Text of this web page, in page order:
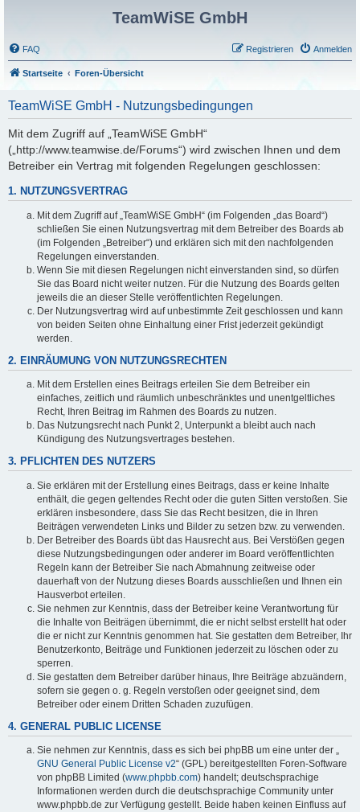
TeamWiSE GmbH
FAQ Anmelden
Registrieren
Startseite Foren-Übersicht
TeamWiSE GmbH - Nutzungsbedingungen
Mit dem Zugriff auf „TeamWiSE GmbH“
(„http://www.teamwise.de/Forums“) wird zwischen Ihnen und dem
Betreiber ein Vertrag mit folgenden Regelungen geschlossen:
1. NUTZUNGSVERTRAG
Mit dem Zugriff auf „TeamWiSE GmbH“ (im Folgenden „das Board“)
schließen Sie einen Nutzungsvertrag mit dem Betreiber des Boards ab
(im Folgenden „Betreiber“) und erklären sich mit den nachfolgenden
Regelungen einverstanden.
Wenn Sie mit diesen Regelungen nicht einverstanden sind, so dürfen
Sie das Board nicht weiter nutzen. Für die Nutzung des Boards gelten
jeweils die an dieser Stelle veröffentlichten Regelungen.
Der Nutzungsvertrag wird auf unbestimmte Zeit geschlossen und kann
von beiden Seiten ohne Einhaltung einer Frist jederzeit gekündigt
werden.
2. EINRÄUMUNG VON NUTZUNGSRECHTEN
Mit dem Erstellen eines Beitrags erteilen Sie dem Betreiber ein
einfaches, zeitlich und räumlich unbeschränktes und unentgeltliches
Recht, Ihren Beitrag im Rahmen des Boards zu nutzen.
Das Nutzungsrecht nach Punkt 2, Unterpunkt a bleibt auch nach
Kündigung des Nutzungsvertrages bestehen.
3. PFLICHTEN DES NUTZERS
Sie erklären mit der Erstellung eines Beitrags, dass er keine Inhalte
enthält, die gegen geltendes Recht oder die guten Sitten verstoßen. Sie
erklären insbesondere, dass Sie das Recht besitzen, die in Ihren
Beiträgen verwendeten Links und Bilder zu setzen bzw. zu verwenden.
Der Betreiber des Boards übt das Hausrecht aus. Bei Verstößen gegen
diese Nutzungsbedingungen oder anderer im Board veröffentlichten
Regeln kann der Betreiber Sie nach Abmahnung zeitweise oder
dauerhaft von der Nutzung dieses Boards ausschließen und Ihnen ein
Hausverbot erteilen.
Sie nehmen zur Kenntnis, dass der Betreiber keine Verantwortung für
die Inhalte von Beiträgen übernimmt, die er nicht selbst erstellt hat oder
die er nicht zur Kenntnis genommen hat. Sie gestatten dem Betreiber, Ihr
Benutzerkonto, Beiträge und Funktionen jederzeit zu löschen oder zu
sperren.
Sie gestatten dem Betreiber darüber hinaus, Ihre Beiträge abzuändern,
sofern sie gegen o. g. Regeln verstoßen oder geeignet sind, dem
Betreiber oder einem Dritten Schaden zuzufügen.
4. GENERAL PUBLIC LICENSE
Sie nehmen zur Kenntnis, dass es sich bei phpBB um eine unter der „
GNU General Public License v2“ (GPL) bereitgestellten Foren-Software
von phpBB Limited (www.phpbb.com) handelt; deutschsprachige
Informationen werden durch die deutschsprachige Community unter
www.phpbb.de zur Verfügung gestellt. Beide haben keinen Einfluss auf